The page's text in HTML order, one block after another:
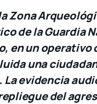
Zona
de la Guardia
en un
una
evidencia
del